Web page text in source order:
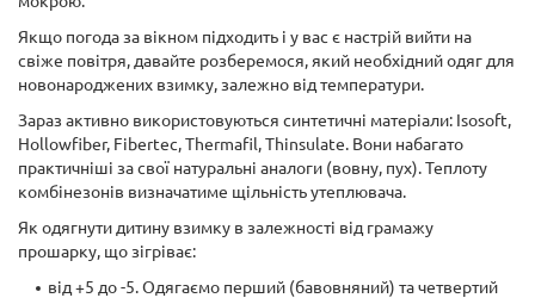
Якщо погода за вікном підходить і у вас є настрій вийти на
свіже повітря, давайте розберемося, який необхідний одяг для
новонароджених взимку, залежно від температури.
Зараз активно використовуються синтетичні матеріали: Isosoft,
Hollowfiber, Fibertec, Thermafil, Thinsulate. Вони набагато
практичніші за свої натуральні аналоги (вовну, пух). Теплоту
комбінезонів визначатиме щільність утеплювача.
Як одягнути дитину взимку в залежності від грамажу
прошарку, що зігріває:
від +5 до -5. Одягаємо перший (бавовняний) та четвертий